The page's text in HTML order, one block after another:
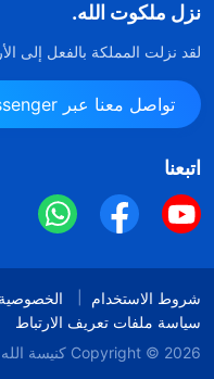
نزل ملكوت الله.
لقد نزلت المملكة بالفعل إلى
تواصل معنا عبر Messenger
اتبعنا
شروط الاستخدام الخصوصية
سياسة ملفات تعريف الارتباط
Copyright © 2026 كنيسة الله